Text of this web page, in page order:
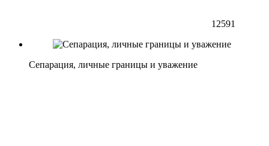
12591
Сепарация, личные границы и уважение